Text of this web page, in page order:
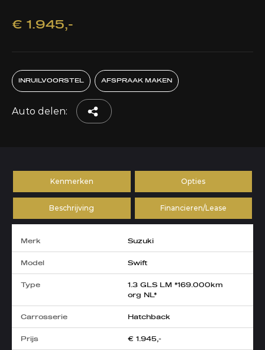
€ 1.945,-
INRUILVOORSTEL AFSPRAAK MAKEN
Auto delen:
Kenmerken Opties
Beschrijving Financieren/Lease
Merk Suzuki
Model Swift
Type
1.3 GLS LM *169.000km
org NL*
Carrosserie Hatchback
Prijs € 1.945,-